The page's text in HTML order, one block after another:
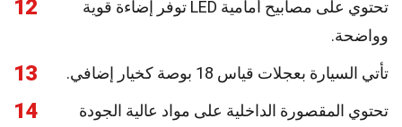
12
تحتوي على مصابيح أمامية LED توفر إضاءة قوية
وواضحة.
13 تأتي السيارة بعجلات قياس 18 بوصة كخيار إضافي.
14
تحتوي المقصورة الداخلية على مواد عالية الجودة